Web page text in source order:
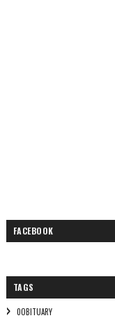
FACEBOOK
TAGS
0OBITUARY